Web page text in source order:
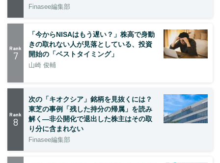
Finasee編集部
Rank
7
「今からNISAはもう遅い？」株高で身動
きの取れない人が見落としている、投資
開始の「ベストタイミング」
山崎 俊輔
Rank
8
次の「キオクシア」銘柄を見抜くには？
東芝の事例「残した持分の帰属」を読み
解く—非公開化で退出した株主はその取
り分に含まれない
Finasee編集部